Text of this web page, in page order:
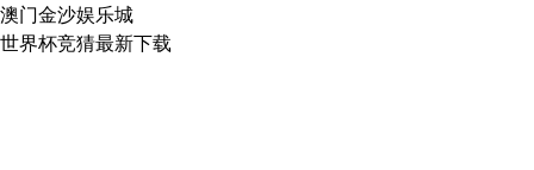
澳门金沙娱乐城
世界杯竞猜最新下载